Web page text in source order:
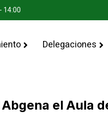
14:00
Delegaciones
el Aula